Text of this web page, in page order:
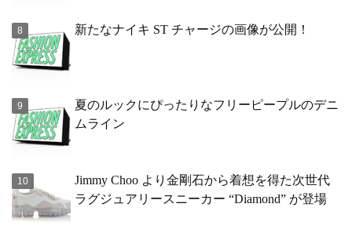
新たなナイキ ST チャージの画像が公開！
夏のルックにぴったりなフリーピープルのデニ
ムライン
Jimmy Choo より金剛石から着想を得た次世代
ラグジュアリースニーカー “Diamond” が登場